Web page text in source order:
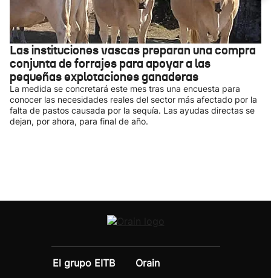
Las instituciones vascas preparan una compra
conjunta de forrajes para apoyar a las
pequeñas explotaciones ganaderas
La medida se concretará este mes tras una encuesta para
conocer las necesidades reales del sector más afectado por la
falta de pastos causada por la sequía. Las ayudas directas se
dejan, por ahora, para final de año.
El grupo EITB
Orain